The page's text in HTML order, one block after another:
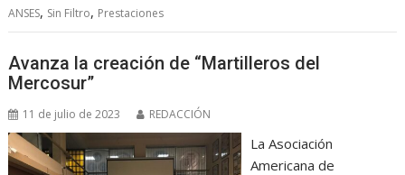
ANSES, Sin Filtro, Prestaciones
Avanza la creación de “Martilleros del
Mercosur”
11 de julio de 2023 REDACCIÓN
La Asociación
Americana de